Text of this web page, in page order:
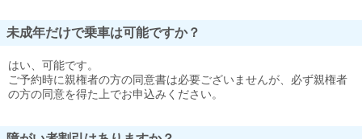
未成年だけで乗車は可能ですか？
はい、可能です。
ご予約時に親権者の方の同意書は必要ございませんが、必ず親権者
の方の同意を得た上でお申込みください。